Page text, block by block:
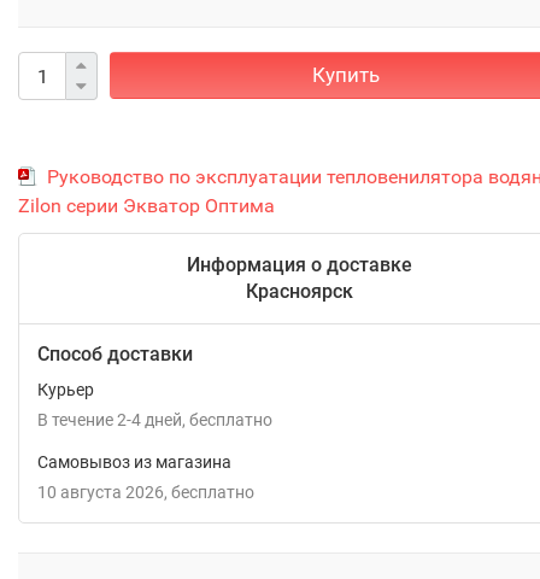
Купить
Руководство по эксплуатации тепловенилятора
Zilon серии Экватор Оптима
Информация о доставке
Красноярск
Способ доставки
Курьер
В течение2-4 дней Бесплатно
Самовывоз из магазина
10 августа 2026
Бесплатно